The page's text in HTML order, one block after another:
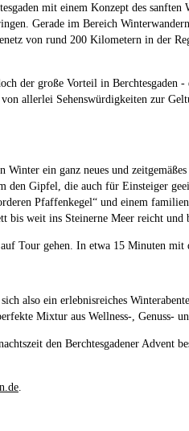
mit einem Konzept des
Gerade im Bereich
von rund 200 Kilometern in der
der große Vorteil in
allerlei Sehenswürdigkeiten zur
ein ganz neues und
den Gipfel, die auch für Einsteiger
Pfaffenkegel“ und einem
bis weit ins Steinerne Meer reicht
Tour gehen. In etwa 15 Minuten mit
also ein erlebnisreiches
Mixtur aus Wellness-, Genuss-
den Berchtesgadener Advent